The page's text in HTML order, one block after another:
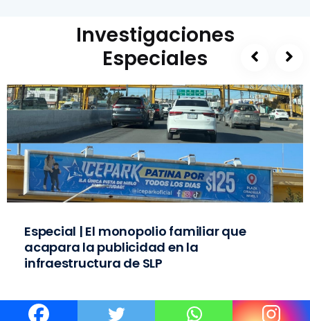
Investigaciones
Especiales
Especial | El monopolio familiar que
acapara la publicidad en la
infraestructura de SLP